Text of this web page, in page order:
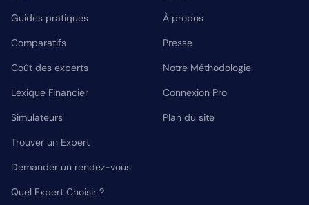
Guides pratiques
Comparatifs
Coût des experts
Lexique Financier
Simulateurs
Trouver un Expert
Demander un rendez-vous
Quel Expert Choisir ?
À propos
Presse
Notre Méthodologie
Connexion Pro
Plan du site